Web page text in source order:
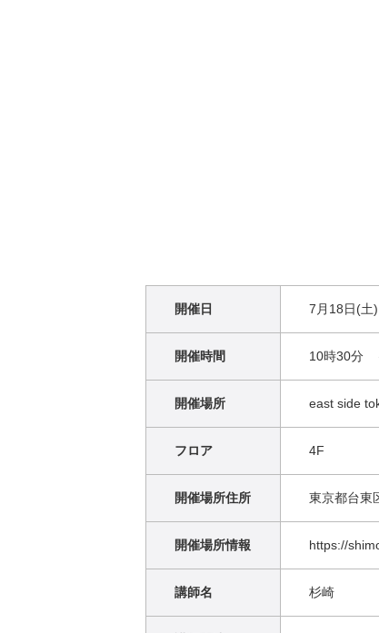
開催日 7月18日(土)
開催時間 10時30分
開催場所 east side
フロア 4F
開催場所住所 東京都台東
開催場所情報 https://
講師名 杉崎